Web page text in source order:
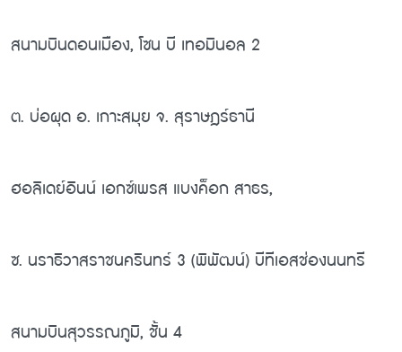
สนามบินดอนเมือง, โซน บี เทอมินอล 2
ต. บ่อผุด อ. เกาะสมุย จ. สุราษฎร์ธานี
ฮอลิเดย์อินน์ เอกซ์เพรส แบงค็อก สาธร,
ซ. นราธิวาสราชนครินทร์ 3 (พิพัฒน์) บีทีเอสช่องนนทรี
สนามบินสุวรรณภูมิ, ชั้น 4